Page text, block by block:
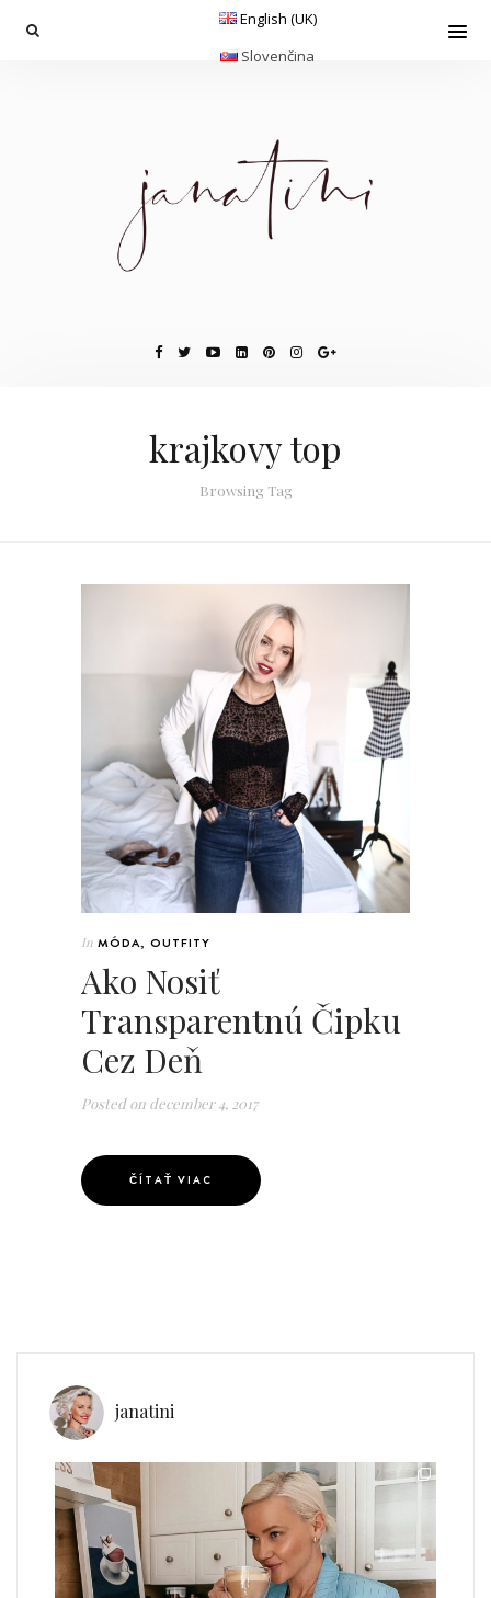
English (UK)
Slovenčina
krajkovy top
Browsing Tag
In MÓDA, OUTFITY
Ako Nosiť
Transparentnú Čipku
Cez Deň
Posted on december 4, 2017
ČÍTAŤ VIAC
janatini